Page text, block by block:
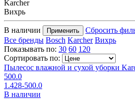
Karcher
Вихрь
В наличии Применить
Сбросить
Все бренды Bosch Karcher Вихрь
Показывать по: 30 60 120
Сортировать по:
Пылесос влажной и сухой уборки
500.0
1.428-500.0
В наличии